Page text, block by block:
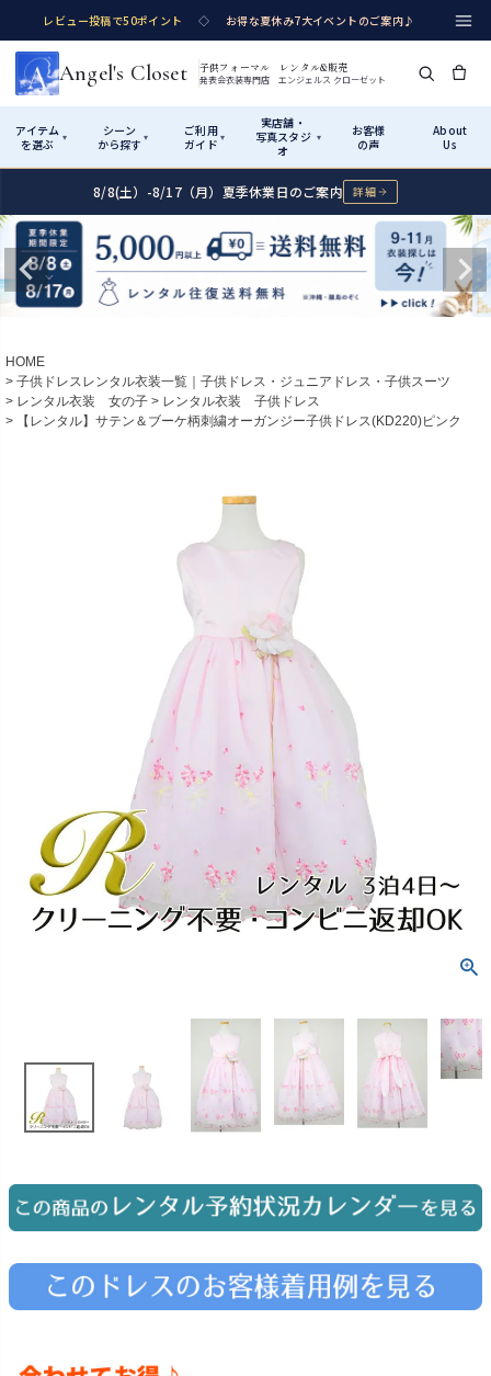
レビュー投稿で50ポイント ◇ お得な夏休み7大イベントのご案内♪
Angel's Closet 子供フォーマル レンタル&販売
発表会衣装専門店 エンジェルス クローゼット
アイテム
を選ぶ
▾
シーン
から探す ▾
ご利用
ガイド ▾
実店舗・
写真スタジ
オ
▾
お客様
の声
About
Us
Shop by Category アイテムから探す
カテゴリ詳細 → サイズで選ぶ→
Rentalレンタル
レディース
コスチューム
インナー・パニエ アクセサリー
ジュエリー 音楽雑貨
Shop by Occasion シーンから探す
性別・サイズで絞り込む→
発表会・コンクール 結婚式
フラワーガール・リングボーイ・ゲ
Graduation & Entrance
卒業式・入学式
きちんと感のあるフォーマル
Shichi-Go-San
七五三
3歳・5歳・7歳の晴れの日
How It Works ご利用ガイド
Startはじめに
01
02 サイズの選び方
測り方と目安
あんしんパック
汚れ・キズ・破損の補償
Buy & Supportご購入・サポート
07 販売・共通のご案内
品質・返品・お手入れ
08 送料・お支払い
Visit Us 実店舗・写真スタジオ
実店舗 つくば店
茨城県土浦市大町14-16-1F
10:00–18:00（完全予約制）
店舗を予約する →
Angel's Photo Studio
対応 七五三・発表会・記念撮影
予約 Web または お電話
ヘアメイク・着付け
8/8(土）-8/17（月）夏季休業日のご案内 詳細
HOME
子供ドレスレンタル衣装一覧｜子供ドレス・ジュニアドレス・子供スーツ
レンタル衣装 女の子
レンタル衣装 子供ドレス
【レンタル】サテン＆ブーケ柄刺繍オーガンジー子供ドレス(KD220)ピンク